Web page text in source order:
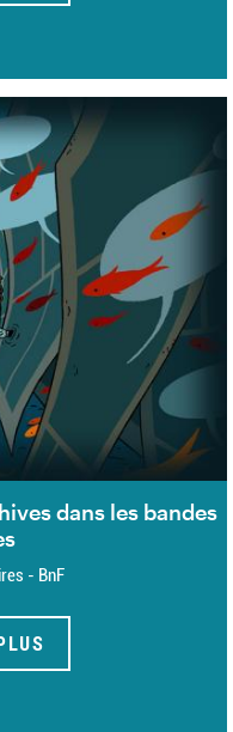
dans les bandes
- BnF